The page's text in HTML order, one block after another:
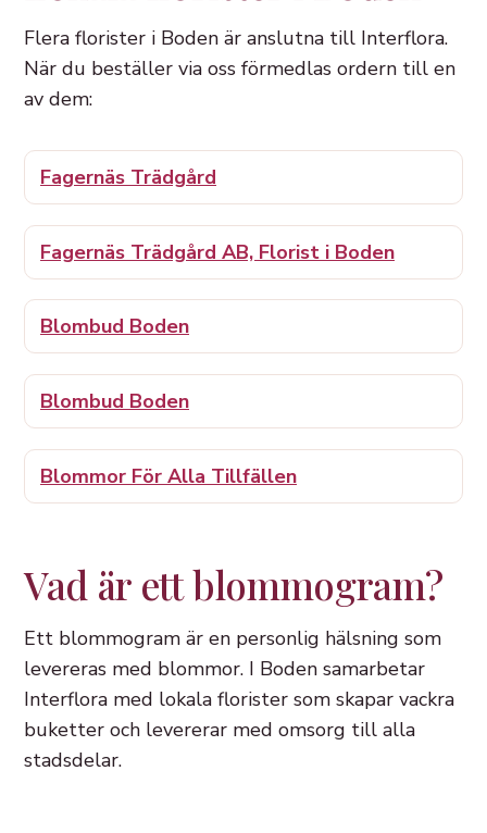
Flera florister i Boden är anslutna till Interflora.
När du beställer via oss förmedlas ordern till en
av dem:
Fagernäs Trädgård
Fagernäs Trädgård AB, Florist i Boden
Blombud Boden
Blombud Boden
Blommor För Alla Tillfällen
Vad är ett blommogram?
Ett blommogram är en personlig hälsning som
levereras med blommor. I Boden samarbetar
Interflora med lokala florister som skapar vackra
buketter och levererar med omsorg till alla
stadsdelar.